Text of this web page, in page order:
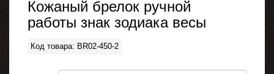
Кожаный брелок ручной
работы знак зодиака весы
Код товара: BR02-450-2